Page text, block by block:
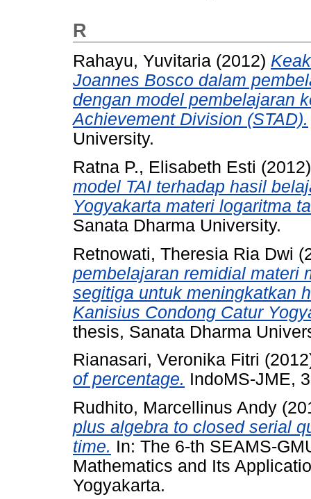
R
Rahayu, Yuvitaria (2012)
Joannes Bosco dalam
dengan model pembelajaran
Achievement Division (STAD).
University.
Ratna P., Elisabeth Esti
model TAI terhadap hasil
Yogyakarta materi logaritma
Sanata Dharma University.
Retnowati, Theresia Ria Dwi
pembelajaran remidial materi
segitiga untuk meningkatkan
Kanisius Condong Catur
thesis, Sanata Dharma
Rianasari, Veronika Fitri
of percentage. IndoMS-JME,
Rudhito, Marcellinus Andy
plus algebra to closed serial
time. In: The 6-th SEAMS-
Mathematics and Its
Yogyakarta.